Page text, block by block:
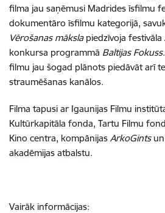
filma jau saņēmusi Madrides īsfilmu
dokumentāro īsfilmu kategorijā,
Vērošanas mākslapiedzīvoja festivāla
konkursa programmā Baltijas Fokuss.
filmu jau šogad plānots piedāvāt arī
straumēšanas kanālos.
Filma tapusi ar Igaunijas Filmu
Kultūrkapitāla fonda, Tartu Filmu
Kino centra, kompānijas ArkoGintsun
akadēmijas atbalstu.
Vairāk informācijas: